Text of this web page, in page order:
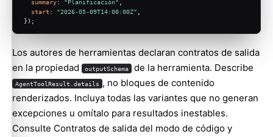
summary: "Planificación"
start : "2026-05-09T14:00:00Z"
});
Los autores de herramientas declaran contratos de salida
en la propiedad
outputSchema de la herramienta. Describe
AgentToolResult.details , no bloques de contenido
renderizados. Incluya todas las variantes que no generan
excepciones u omítalo para resultados inestables.
Consulte Contratos de salida del modo de código y